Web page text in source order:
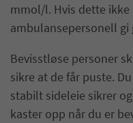
mmol/l. Hvis dette ikke
ambulansepersonell
Bevisstløse personer
sikre at de får puste.
stabilt sideleie sikrer
kaster opp når du er